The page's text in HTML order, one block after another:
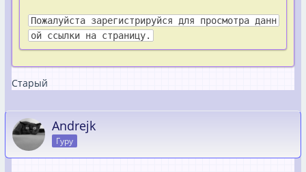
Пожалуйста зарегистрируйся для просмотра данн
ой ссылки на страницу.
Старый
Andrejk
Гуру